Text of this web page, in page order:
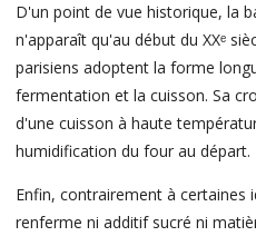
D'un point de vue historique, la
n'apparaît qu'au début du XXᵉ
parisiens adoptent la forme
fermentation et la cuisson. Sa
d'une cuisson à haute
humidification du four au départ.
Enfin, contrairement à certaines
renferme ni additif sucré ni